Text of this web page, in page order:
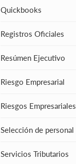
Quickbooks
Registros Oficiales
Resúmen Ejecutivo
Riesgo Empresarial
Riesgos Empresariales
Selección de personal
Servicios Tributarios